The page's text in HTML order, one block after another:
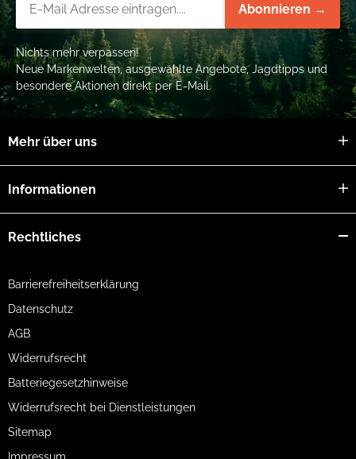
Abonnieren →
Nichts mehr verpassen!
Neue Markenwelten, ausgewählte Angebote, Jagdtipps und
besondere Aktionen direkt per E-Mail.
Mehr über uns
Informationen
Rechtliches
Barrierefreiheitserklärung
Datenschutz
AGB
Widerrufsrecht
Batteriegesetzhinweise
Widerrufsrecht bei Dienstleistungen
Sitemap